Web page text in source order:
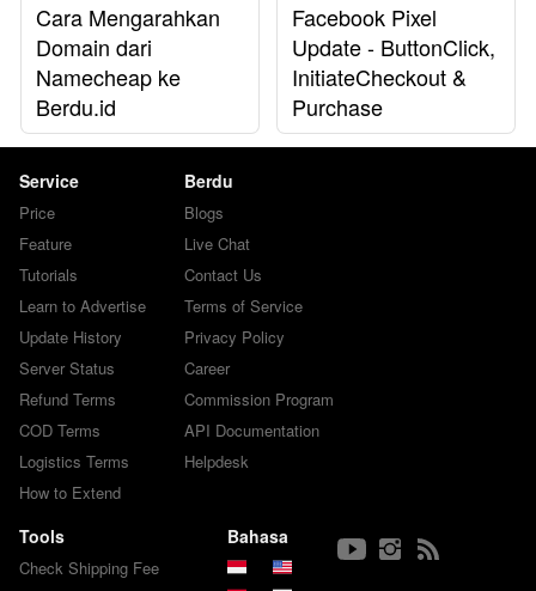
Cara Mengarahkan
Domain dari
Namecheap ke
Berdu.id
Facebook Pixel
Update - ButtonClick,
InitiateCheckout &
Purchase
Service
Price
Feature
Tutorials
Learn to Advertise
Update History
Server Status
Refund Terms
COD Terms
Logistics Terms
How to Extend
Berdu
Blogs
Live Chat
Contact Us
Terms of Service
Privacy Policy
Career
Commission Program
API Documentation
Helpdesk
Tools
Check Shipping Fee
Bahasa